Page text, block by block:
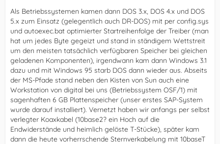
Als Betriebssystemen kamen dann DOS 3.x, DOS 4.x und DOS
5.x zum Einsatz (gelegentlich auch DR-DOS) mit per config.sys
und autoexec.bat optimierter Startreihenfolge der Treiber (man
hat um jedes Byte gegeizt und stand in ständigem Wettstreit
um den meisten tatsächlich verfügbaren Speicher bei gleichen
geladenen Komponenten), irgendwann kam dann Windows 3.1
dazu und mit Windows 95 starb DOS dann wieder aus. Abseits
der MS-Pfade stand neben den Kisten von Sun auch eine
Workstation von digital bei uns (Betriebssystem OSF/1) mit
sagenhaften 6 GB Plattenspeicher (unser erstes SAP-System
wurde darauf installiert). Vernetzt haben wir anfangs per selbst
verlegter Koaxkabel (10base2? ein Hoch auf die
Endwiderstände und heimlich gelöste T-Stücke), später kam
dann die heute vorherrschende Sternverkabelung mit 10baseT